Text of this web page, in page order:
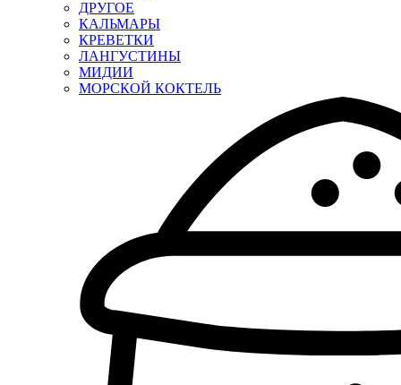
ДРУГОЕ
КАЛЬМАРЫ
КРЕВЕТКИ
ЛАНГУСТИНЫ
МИДИИ
МОРСКОЙ КОКТЕЛЬ